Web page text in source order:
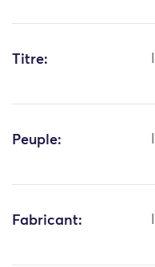
Titre:
Peuple:
Fabricant: